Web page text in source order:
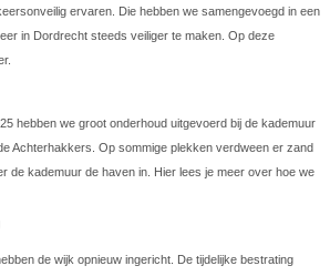
ervaren. Die hebben we samengevoegd in een
in Dordrecht steeds veiliger te maken. Op deze
hebben we groot onderhoud uitgevoerd bij de kademuur
Achterhakkers. Op sommige plekken verdween er zand
de kademuur de haven in. Hier lees je meer over hoe we
de wijk opnieuw ingericht. De tijdelijke bestrating